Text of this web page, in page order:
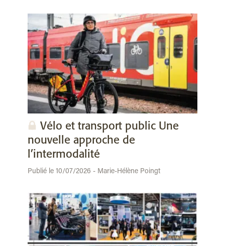
Vélo et transport public Une
nouvelle approche de
l’intermodalité
Publié le 10/07/2026 - Marie-Hélène Poingt